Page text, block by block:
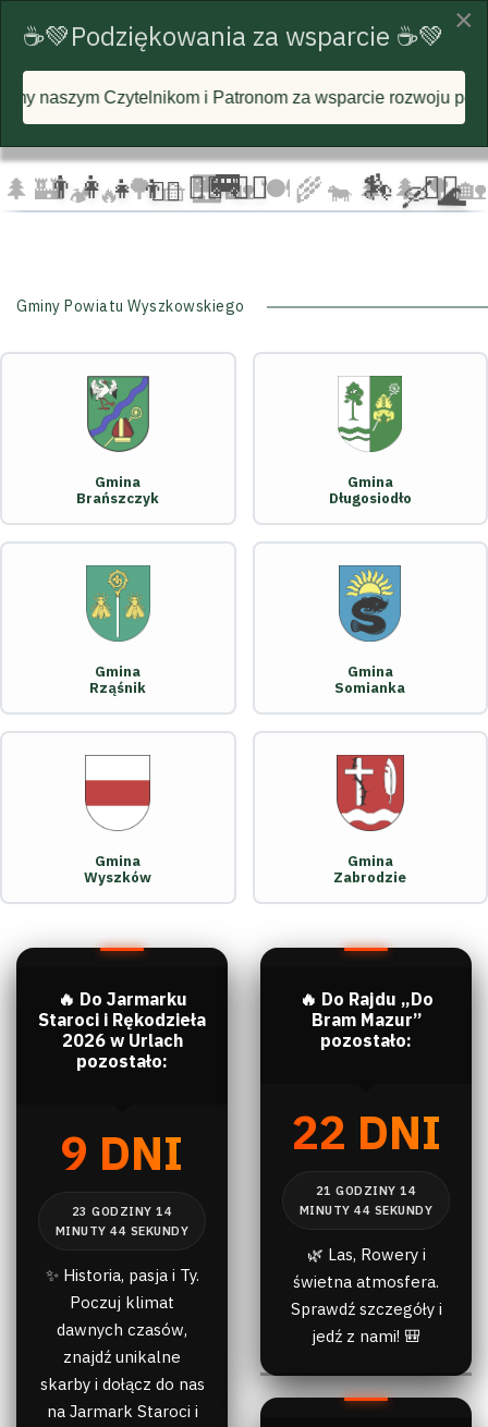
☁️ 🦅
☁️
🦅 🦅 ☁️
🌲 🏰🏕️ 🔥🌳 🧺🌉🏡 🍽️🌾🐄 🌲 🌲🌳🏡
🚐 🚴‍♂️
🏇 🛶 🌊
🚴‍♀️ 🏃‍♂️ 🏃‍♀️
👨‍👩‍👧‍👦
Gminy Powiatu Wyszkowskiego
Gmina
Brańszczyk
Gmina
Długosiodło
Gmina
Rząśnik
Gmina
Somianka
Gmina
Wyszków
Gmina
Zabrodzie
🔥 Do Jarmarku
Staroci i Rękodzieła
2026 w Urlach
pozostało:
9 DNI
✨ Historia, pasja i Ty.
Poczuj klimat
dawnych czasów,
znajdź unikalne
skarby i dołącz do nas
na Jarmark Staroci i
🔥 Do Rajdu „Do
Bram Mazur”
pozostało:
22 DNI
🌿 Las, Rowery i
świetna atmosfera.
Sprawdź szczegóły i
jedź z nami! 🎒
×
☕💚Podziękowania za wsparcie ☕💚
i Patronom za wsparcie rozwoju portalu i każdą